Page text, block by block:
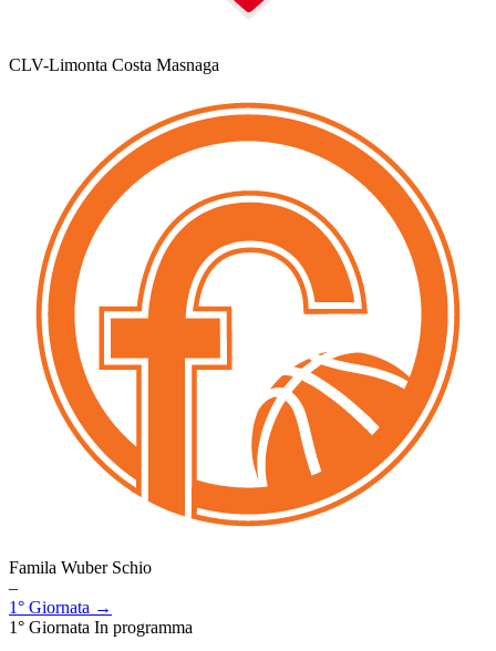
CLV-Limonta Costa Masnaga
Famila Wuber Schio
–
1° Giornata →
1° Giornata In programma